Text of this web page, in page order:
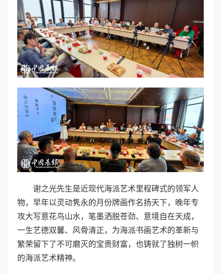
谢之光先生是近现代海派艺术里程碑式的领军人
物，早年以灵动隽永的月份牌画作名扬天下，晚年专
攻大写意花鸟山水，笔墨洒脱苍劲、意境自在天成，
一生艺德双馨、风骨清正，为海派书画艺术的革新与
繁荣留下了不可磨灭的宝贵财富，也铸就了独树一帜
的海派艺术精神。